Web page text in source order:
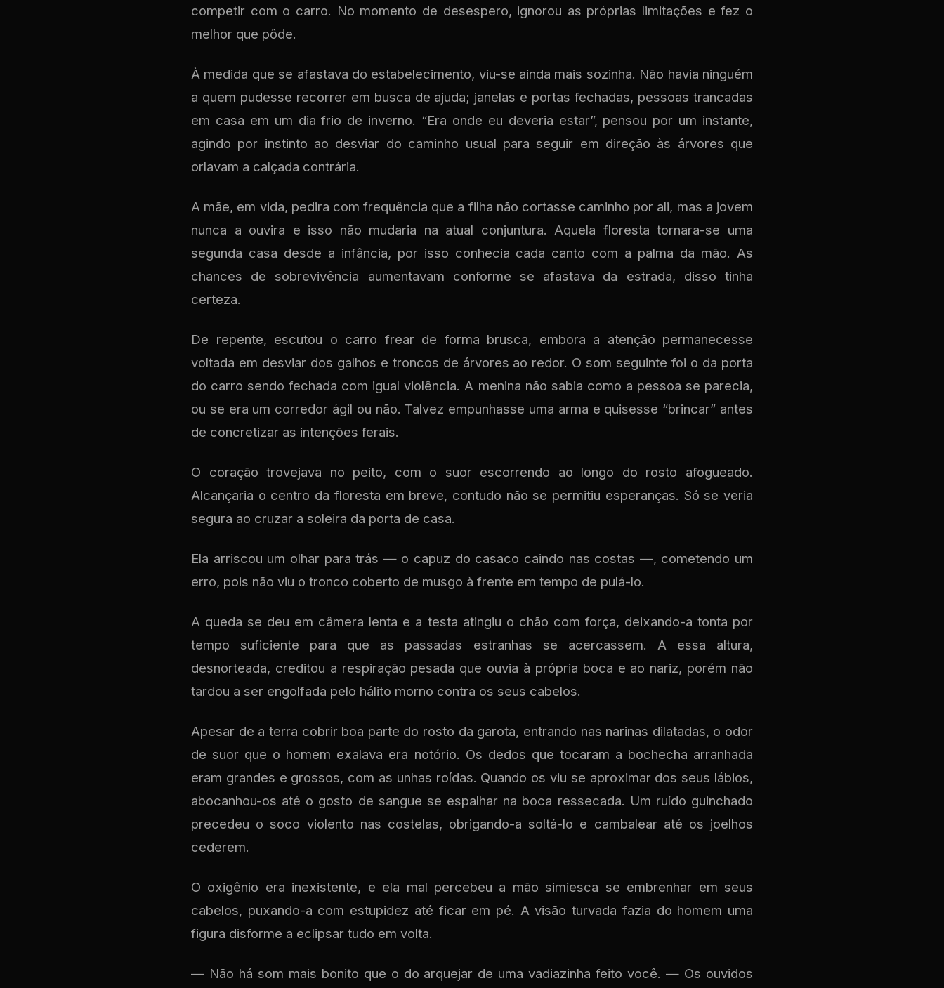
competir com o carro. No momento de desespero, ignorou as próprias limitações e fez o
melhor que pôde.
À medida que se afastava do estabelecimento, viu-se ainda mais sozinha. Não havia ninguém
a quem pudesse recorrer em busca de ajuda; janelas e portas fechadas, pessoas trancadas
em casa em um dia frio de inverno. “Era onde eu deveria estar”, pensou por um instante,
agindo por instinto ao desviar do caminho usual para seguir em direção às árvores que
orlavam a calçada contrária.
A mãe, em vida, pedira com frequência que a filha não cortasse caminho por ali, mas a jovem
nunca a ouvira e isso não mudaria na atual conjuntura. Aquela floresta tornara-se uma
segunda casa desde a infância, por isso conhecia cada canto com a palma da mão. As
chances de sobrevivência aumentavam conforme se afastava da estrada, disso tinha
certeza.
De repente, escutou o carro frear de forma brusca, embora a atenção permanecesse
voltada em desviar dos galhos e troncos de árvores ao redor. O som seguinte foi o da porta
do carro sendo fechada com igual violência. A menina não sabia como a pessoa se parecia,
ou se era um corredor ágil ou não. Talvez empunhasse uma arma e quisesse “brincar” antes
de concretizar as intenções ferais.
O coração trovejava no peito, com o suor escorrendo ao longo do rosto afogueado.
Alcançaria o centro da floresta em breve, contudo não se permitiu esperanças. Só se veria
segura ao cruzar a soleira da porta de casa.
Ela arriscou um olhar para trás — o capuz do casaco caindo nas costas —, cometendo um
erro, pois não viu o tronco coberto de musgo à frente em tempo de pulá-lo.
A queda se deu em câmera lenta e a testa atingiu o chão com força, deixando-a tonta por
tempo suficiente para que as passadas estranhas se acercassem. A essa altura,
desnorteada, creditou a respiração pesada que ouvia à própria boca e ao nariz, porém não
tardou a ser engolfada pelo hálito morno contra os seus cabelos.
Apesar de a terra cobrir boa parte do rosto da garota, entrando nas narinas dilatadas, o odor
de suor que o homem exalava era notório. Os dedos que tocaram a bochecha arranhada
eram grandes e grossos, com as unhas roídas. Quando os viu se aproximar dos seus lábios,
abocanhou-os até o gosto de sangue se espalhar na boca ressecada. Um ruído guinchado
precedeu o soco violento nas costelas, obrigando-a soltá-lo e cambalear até os joelhos
cederem.
O oxigênio era inexistente, e ela mal percebeu a mão simiesca se embrenhar em seus
cabelos, puxando-a com estupidez até ficar em pé. A visão turvada fazia do homem uma
figura disforme a eclipsar tudo em volta.
— Não há som mais bonito que o do arquejar de uma vadiazinha feito você. — Os ouvidos